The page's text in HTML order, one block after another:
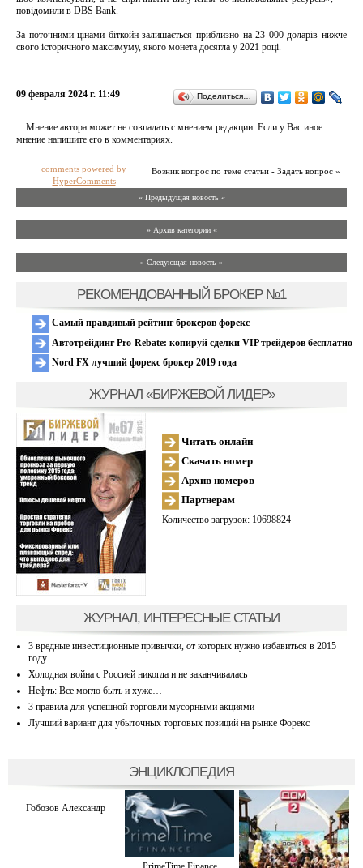
повідомили в DBS Bank.
За поточними цінами біткойн залишається приблизно на 23 000 доларів нижче
свого історичного максимуму, якого монета досягла у 2021 році.
09 февраля 2024 г. 11:49 Поделиться…
Мнение автора может не совпадать с мнением редакции. Если у Вас иное
мнение напишите его в комментариях.
Возник вопрос по теме статьи - Задать вопрос »
comments powered by
HyperComments
« Предыдущая новость «
» Архив категории «
» Следующая новость »
РЕКОМЕНДОВАННЫЙ БРОКЕР №1
Самый правдивый рейтинг брокеров форекс
Автотрейдинг Pro-Rebate: копируй сделки VIP трейдеров бесплатно
Nord FX лучший форекс брокер 2019 года
ЖУРНАЛ «БИРЖЕВОЙ ЛИДЕР»
Читать онлайн
Скачать номер
Архив номеров
Партнерам
Количество загрузок: 10698824
ЖУРНАЛ, ИНТЕРЕСНЫЕ СТАТЬИ
3 вредные инвестиционные привычки, от которых нужно избавиться в 2015
году
Холодная война с Россией никогда и не заканчивалась
Нефть: Все могло быть и хуже…
3 правила для успешной торговли мусорными акциями
Лучший вариант для убыточных торговых позиций на рынке Форекс
ЭНЦИКЛОПЕДИЯ
Гобозов Александр